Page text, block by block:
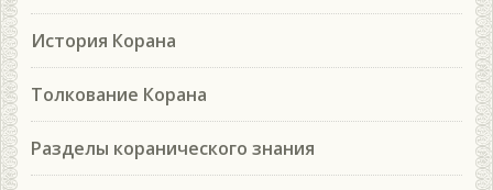
История Корана
Толкование Корана
Разделы коранического знания